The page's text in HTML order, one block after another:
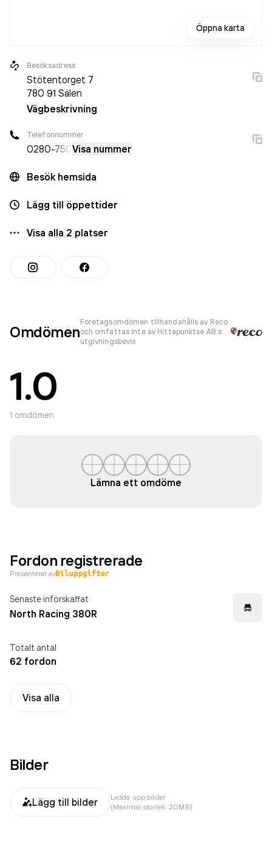
Öppna karta
Besöksadress
Stötentorget 7
780 91 Sälen
Vägbeskrivning
Telefonnummer
0280-750Visa nummer
Besök hemsida
Lägg till öppettider
Visa alla 2 platser
Omdömen
Företagsomdömen tillhandahålls av Reco
och omfattas inte av Hittapunktse AB:s
utgivningsbevis
1.0
1 omdömen
Lämna ett omdöme
Fordon registrerade
Presenterat av
Senaste införskaffat
North Racing 380R
Totalt antal
62 fordon
Visa alla
Bilder
Lägg till bilder
Ladda upp bilder
(Maximal storlek: 20MB)